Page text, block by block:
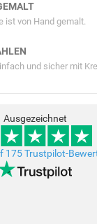
ist von Hand gemalt.
und sicher mit
Ausgezeichnet
175 Trustpilot-